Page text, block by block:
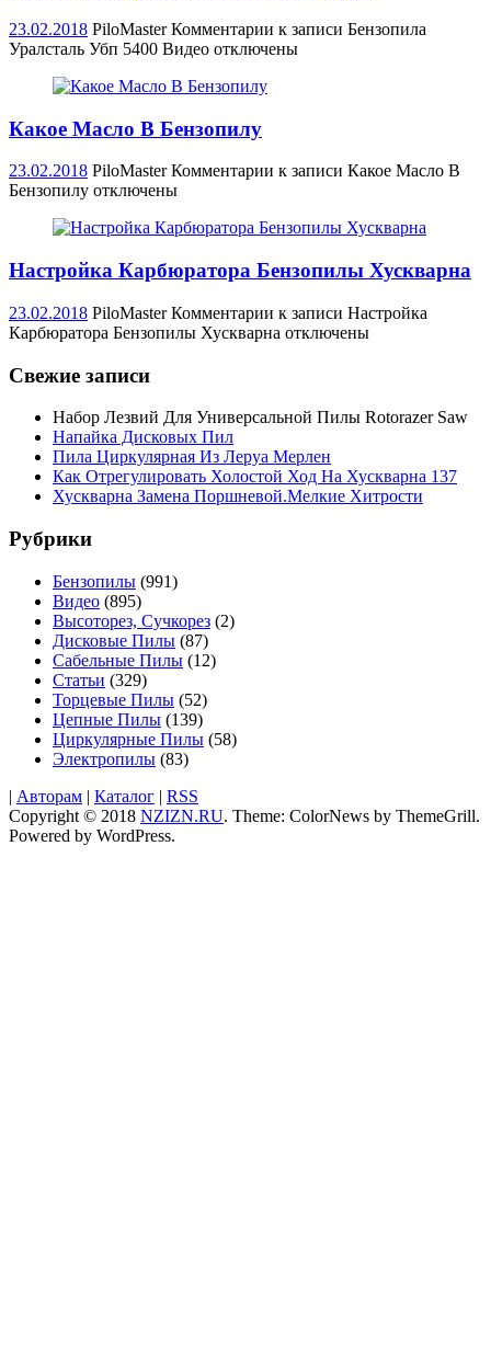
23.02.2018 PiloMaster Комментарии к записи Бензопила
Уралсталь Убп 5400 Видео отключены
Какое Масло В Бензопилу
23.02.2018 PiloMaster Комментарии к записи Какое Масло В
Бензопилу отключены
Настройка Карбюратора Бензопилы Хускварна
23.02.2018 PiloMaster Комментарии к записи Настройка
Карбюратора Бензопилы Хускварна отключены
Свежие записи
Набор Лезвий Для Универсальной Пилы Rotorazer Saw
Напайка Дисковых Пил
Пила Циркулярная Из Леруа Мерлен
Как Отрегулировать Холостой Ход На Хускварна 137
Хускварна Замена Поршневой.Мелкие Хитрости
Рубрики
Бензопилы (991)
Видео (895)
Высоторез, Сучкорез (2)
Дисковые Пилы (87)
Сабельные Пилы (12)
Статьи (329)
Торцевые Пилы (52)
Цепные Пилы (139)
Циркулярные Пилы (58)
Электропилы (83)
| Авторам | Каталог | RSS
Copyright © 2018 NZIZN.RU. Theme: ColorNews by ThemeGrill.
Powered by WordPress.